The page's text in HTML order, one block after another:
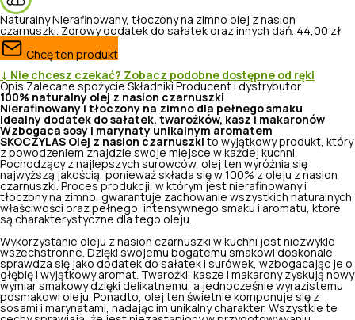
Naturalny Nierafinowany, tłoczony na zimno olej z nasion
czarnuszki. Zdrowy dodatek do sałatek oraz innych dań. 44,00 zł
Chcę ten produkt
↓ Nie chcesz czekać? Zobacz podobne dostępne od ręki
Opis Zalecane spożycie Składniki Producent i dystrybutor
100% naturalny olej z nasion czarnuszki
Nierafinowany i tłoczony na zimno dla pełnego smaku
Idealny dodatek do sałatek, twarożków, kasz i makaronów
Wzbogaca sosy i marynaty unikalnym aromatem
SKOCZYLAS Olej z nasion czarnuszki to wyjątkowy produkt, który
z powodzeniem znajdzie swoje miejsce w każdej kuchni.
Pochodzący z najlepszych surowców, olej ten wyróżnia się
najwyższą jakością, ponieważ składa się w 100% z oleju z nasion
czarnuszki. Proces produkcji, w którym jest nierafinowany i
tłoczony na zimno, gwarantuje zachowanie wszystkich naturalnych
właściwości oraz pełnego, intensywnego smaku i aromatu, które
są charakterystyczne dla tego oleju.
Wykorzystanie oleju z nasion czarnuszki w kuchni jest niezwykle
wszechstronne. Dzięki swojemu bogatemu smakowi doskonale
sprawdza się jako dodatek do sałatek i surówek, wzbogacając je o
głębię i wyjątkowy aromat. Twarożki, kasze i makarony zyskują nowy
wymiar smakowy dzięki delikatnemu, a jednocześnie wyrazistemu
posmakowi oleju. Ponadto, olej ten świetnie komponuje się z
sosami i marynatami, nadając im unikalny charakter. Wszystkie te